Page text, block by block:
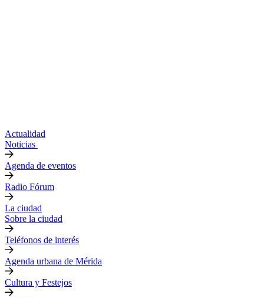
Actualidad
Noticias
Agenda de eventos
Radio Fórum
La ciudad
Sobre la ciudad
Teléfonos de interés
Agenda urbana de Mérida
Cultura y Festejos